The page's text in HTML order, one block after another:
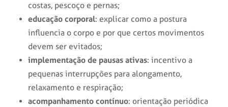
costas, pescoço e pernas;
educação corporal: explicar como a postura
influencia o corpo e por que certos movimentos
devem ser evitados;
implementação de pausas ativas: incentivo a
pequenas interrupções para alongamento,
relaxamento e respiração;
acompanhamento contínuo: orientação periódica